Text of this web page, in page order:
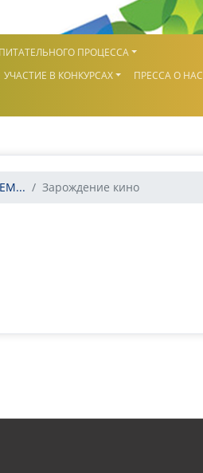
ПРОЦЕССА
УЧАСТИЕ В КОНКУРСАХ
ПРЕССА О НАС
Зарождение кино